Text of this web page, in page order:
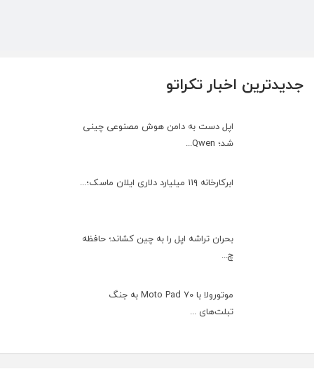
جدیدترین اخبار تکراتو
اپل دست به دامن هوش مصنوعی چینی
شد؛ Qwen...
ابرکارخانه ۱۱۹ میلیارد دلاری ایلان ماسک؛...
بحران تراشه اپل را به چین کشاند؛ حافظه
چ...
موتورولا با Moto Pad 70 به جنگ
تبلت‌های ...